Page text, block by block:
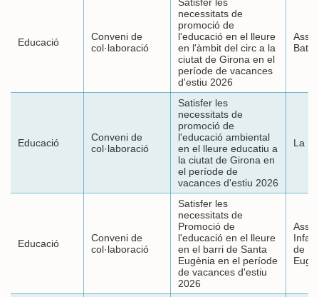
Educació
Conveni de
col·laboració
necessitats de
promoció de
l'educació en el lleure
en l'àmbit del circ a la
ciutat de Girona en el
període de vacances
d'estiu 2026
Educació
Conveni de
col·laboració
Satisfer les
necessitats de
promoció de
l'educació ambiental
en el lleure educatiu a
la ciutat de Girona en
el període de
vacances d'estiu 2026
La
Educació
Conveni de
col·laboració
Satisfer les
necessitats de
Promoció de
l'educació en el lleure
en el barri de Santa
Eugènia en el període
de vacances d'estiu
2026
de